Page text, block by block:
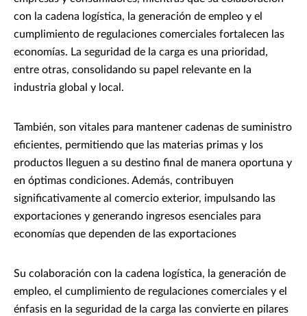
con la cadena logística, la generación de empleo y el
cumplimiento de regulaciones comerciales fortalecen las
economías. La seguridad de la carga es una prioridad,
entre otras, consolidando su papel relevante en la
industria global y local.
También, son vitales para mantener cadenas de suministro
eficientes, permitiendo que las materias primas y los
productos lleguen a su destino final de manera oportuna y
en óptimas condiciones. Además, contribuyen
significativamente al comercio exterior, impulsando las
exportaciones y generando ingresos esenciales para
economías que dependen de las exportaciones
Su colaboración con la cadena logística, la generación de
empleo, el cumplimiento de regulaciones comerciales y el
énfasis en la seguridad de la carga las convierte en pilares